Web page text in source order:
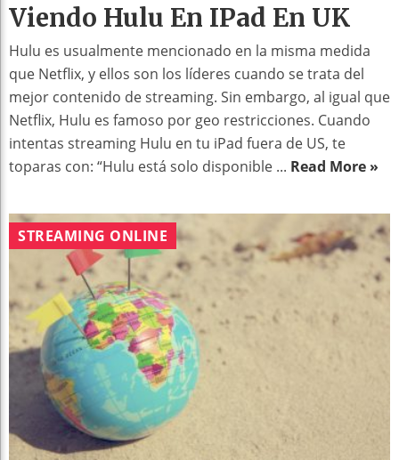
Viendo Hulu En IPad En UK
Hulu es usualmente mencionado en la misma medida
que Netflix, y ellos son los líderes cuando se trata del
mejor contenido de streaming. Sin embargo, al igual que
Netflix, Hulu es famoso por geo restricciones. Cuando
intentas streaming Hulu en tu iPad fuera de US, te
toparas con: “Hulu está solo disponible ... Read More »
STREAMING ONLINE